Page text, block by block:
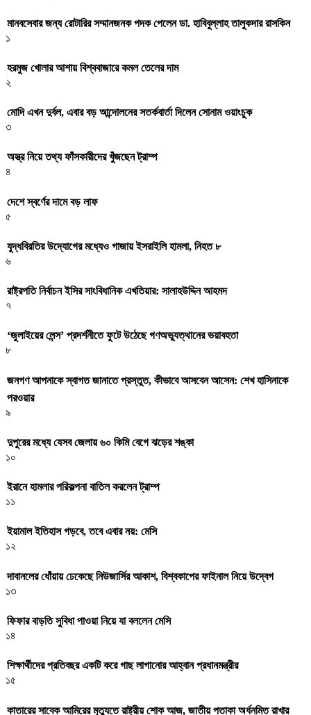
মানবসেবার জন্য রোটারির সম্মানজনক পদক পেলেন ডা. হাবিবুল্লাহ তালুকদার রাসকিন
১
হরমুজ খোলার আশায় বিশ্ববাজারে কমল তেলের দাম
২
মোদি এখন দুর্বল, এবার বড় আন্দোলনের সতর্কবার্তা দিলেন সোনাম ওয়াংচুক
৩
অস্ত্র নিয়ে তথ্য ফাঁসকারীদের খুঁজছেন ট্রাম্প
৪
দেশে স্বর্ণের দামে বড় লাফ
৫
যুদ্ধবিরতির উদ্যোগের মধ্যেও গাজায় ইসরাইলি হামলা, নিহত ৮
৬
রাষ্ট্রপতি নির্বাচন ইসির সাংবিধানিক এখতিয়ার: সালাহউদ্দিন আহমদ
৭
‘জুলাইয়ের লেন্স’ প্রদর্শনীতে ফুটে উঠেছে গণঅভ্যুত্থানের ভয়াবহতা
৮
জনগণ আপনাকে স্বাগত জানাতে প্রস্তুত, কীভাবে আসবেন আসেন: শেখ হাসিনাকে
পরওয়ার
৯
দুপুরের মধ্যে যেসব জেলায় ৬০ কিমি বেগে ঝড়ের শঙ্কা
১০
ইরানে হামলার পরিকল্পনা বাতিল করলেন ট্রাম্প
১১
ইয়ামাল ইতিহাস গড়বে, তবে এবার নয়: মেসি
১২
দাবানলের ধোঁয়ায় ঢেকেছে নিউজার্সির আকাশ, বিশ্বকাপের ফাইনাল নিয়ে উদ্বেগ
১৩
ফিফার বাড়তি সুবিধা পাওয়া নিয়ে যা বললেন মেসি
১৪
শিক্ষার্থীদের প্রতিবছর একটি করে গাছ লাগানোর আহ্বান প্রধানমন্ত্রীর
১৫
কাতারের সাবেক আমিরের মৃত্যুতে রাষ্ট্রীয় শোক আজ, জাতীয় পতাকা অর্ধনমিত রাখার